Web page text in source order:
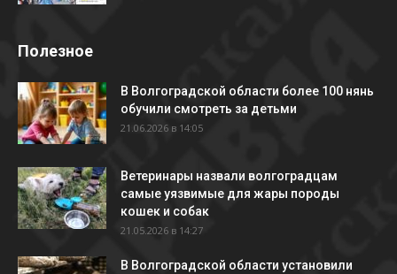
Полезное
В Волгоградской области более 100 нянь
обучили смотреть за детьми
21.06.2026 в 14:05
Ветеринары назвали волгоградцам
самые уязвимые для жары породы
кошек и собак
21.05.2026 в 14:27
В Волгоградской области установили